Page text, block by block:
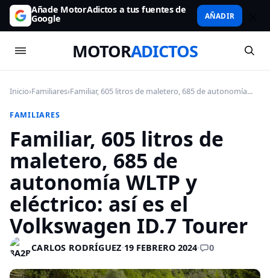
Añade MotorAdictos a tus fuentes de
Google AÑADIR
MOTORADICTOS
Inicio›Familiares›Familiar, 605 litros de maletero, 685 de autonomía...
FAMILIARES
Familiar, 605 litros de
maletero, 685 de
autonomía WLTP y
eléctrico: así es el
Volkswagen ID.7 Tourer
CARLOS RODRÍGUEZ·19 FEBRERO 2024· 0